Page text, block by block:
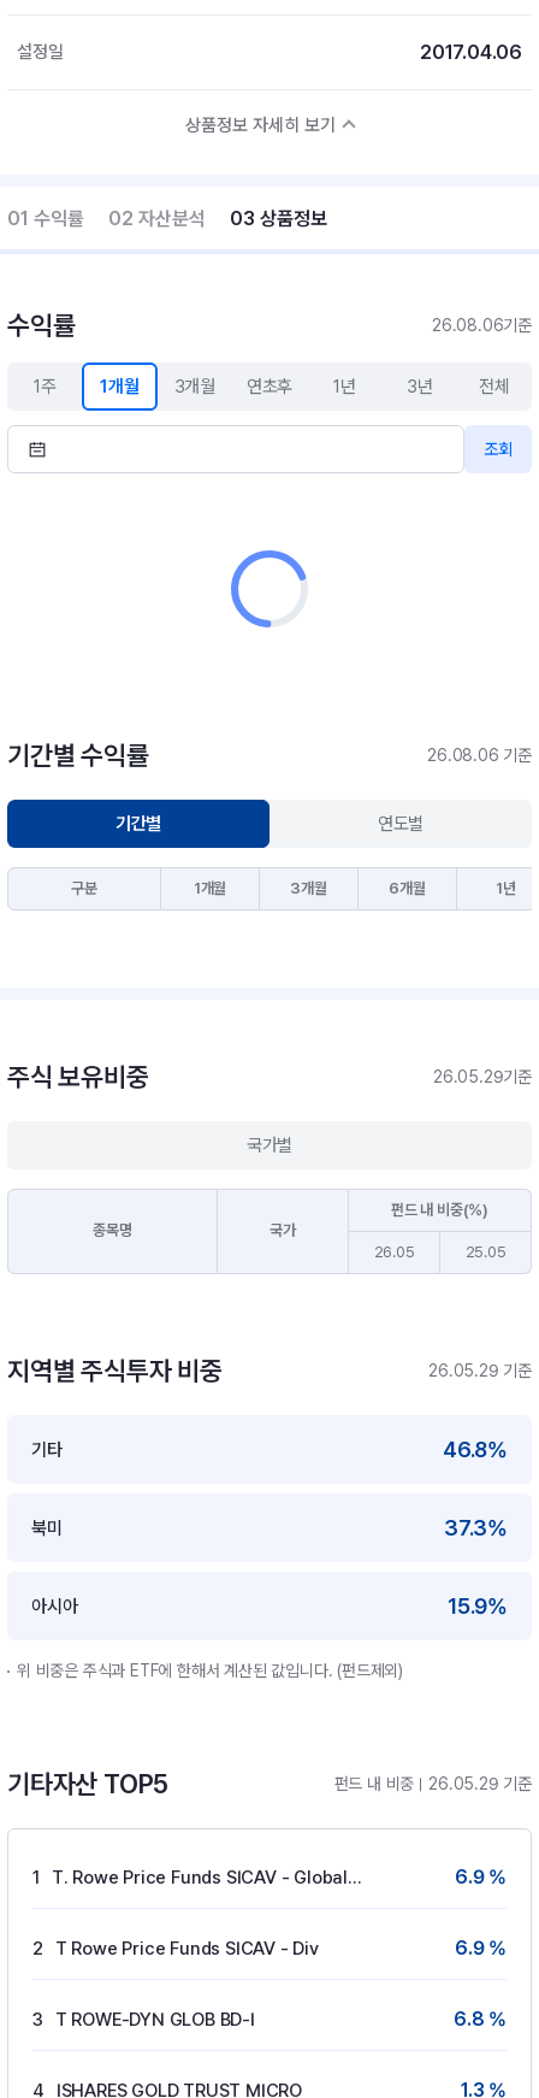
설정일 2017.04.06
상품정보 자세히 보기
01 수익률 02 자산분석 03 상품정보
수익률 26.08.06기준
1주 1개월 3개월 연초후 1년 3년 전체
조회
기간별 수익률 26.08.06 기준
기간별 연도별
구분 1개월 3개월 6개월 1년
주식 보유비중 26.05.29기준
국가별
종목명 국가
펀드 내 비중(%)
26.05 25.05
지역별 주식투자 비중 26.05.29 기준
기타 46.8%
북미 37.3%
아시아 15.9%
위 비중은 주식과 ETF에 한해서 계산된 값입니다. (펀드제외)
기타자산 TOP5 펀드 내 비중 26.05.29 기준
1 T. Rowe Price Funds SICAV - Global Gove 6.9 %
2 T Rowe Price Funds SICAV - Div 6.9 %
3 T ROWE-DYN GLOB BD-I 6.8 %
4 ISHARES GOLD TRUST MICRO 1.3 %